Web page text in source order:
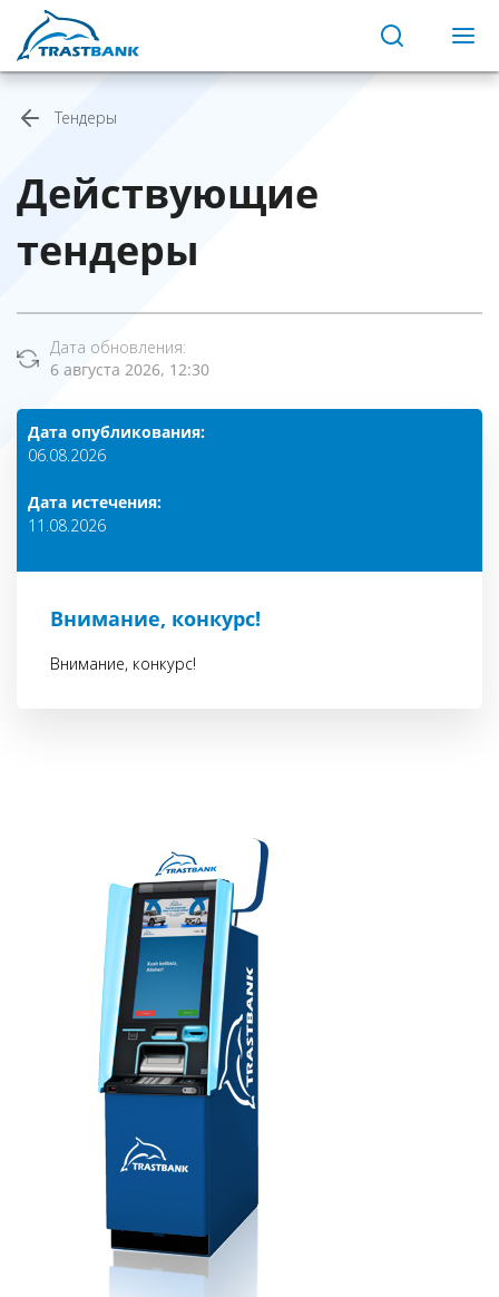
Тендеры
Действующие
тендеры
Дата обновления:
6 августа 2026, 12:30
Дата опубликования:
06.08.2026
Дата истечения:
11.08.2026
Внимание, конкурс!
Внимание, конкурс!